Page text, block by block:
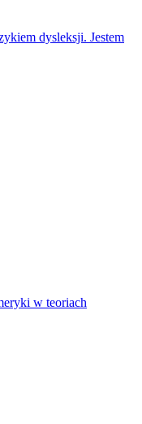
dysleksji. Jestem
w teoriach